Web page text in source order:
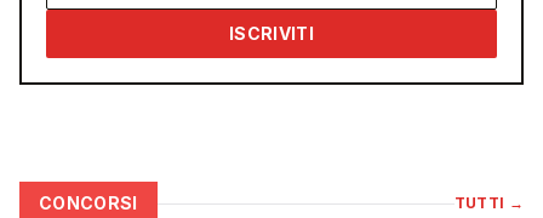
ISCRIVITI
CONCORSI TUTTI →